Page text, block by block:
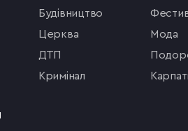
будівництво
церква
ДТП
кримінал
мода